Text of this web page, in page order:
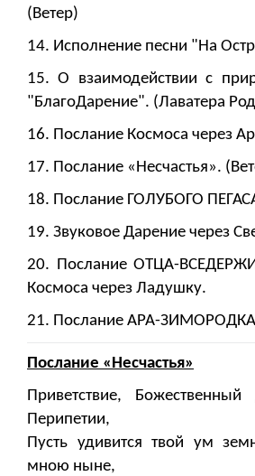
(Ветер)
14. Исполнение песни "На
15. О взаимодействии с
"БлагоДарение". (Лаватера
16. Послание Космоса через
17. Послание «Несчастья».
18. Послание ГОЛУБОГО
19. Звуковое Дарение через
20. Послание ОТЦА-
Космоса через Ладушку.
21. Послание АРА-
Послание «Несчастья»
Приветствие,
Перипетии,
Пусть удивится твой ум
мною ныне,